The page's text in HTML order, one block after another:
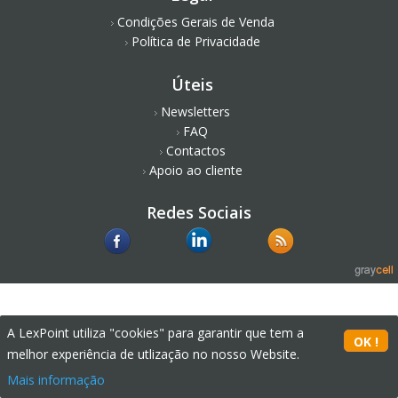
Condições Gerais de Venda
Política de Privacidade
Úteis
Newsletters
FAQ
Contactos
Apoio ao cliente
Redes Sociais
A LexPoint utiliza "cookies" para garantir que tem a
melhor experiência de utlização no nosso Website.
Mais informação